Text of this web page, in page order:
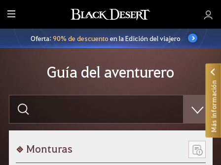
T
o
d
Oferta:90% de descuentoen la Edición del viajero
Guía del aventurero
r
i
Monturas
Más información